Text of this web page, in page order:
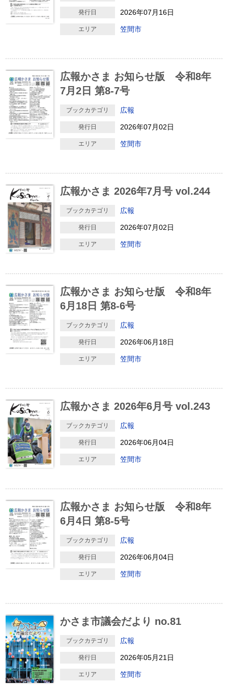
発行日 2026年07月16日
エリア 笠間市
広報かさま お知らせ版 令和8年
7月2日 第8-7号
ブックカテゴリ 広報
発行日 2026年07月02日
エリア 笠間市
広報かさま 2026年7月号 vol.244
ブックカテゴリ 広報
発行日 2026年07月02日
エリア 笠間市
広報かさま お知らせ版 令和8年
6月18日 第8-6号
ブックカテゴリ 広報
発行日 2026年06月18日
エリア 笠間市
広報かさま 2026年6月号 vol.243
ブックカテゴリ 広報
発行日 2026年06月04日
エリア 笠間市
広報かさま お知らせ版 令和8年
6月4日 第8-5号
ブックカテゴリ 広報
発行日 2026年06月04日
エリア 笠間市
かさま市議会だより no.81
ブックカテゴリ 広報
発行日 2026年05月21日
エリア 笠間市